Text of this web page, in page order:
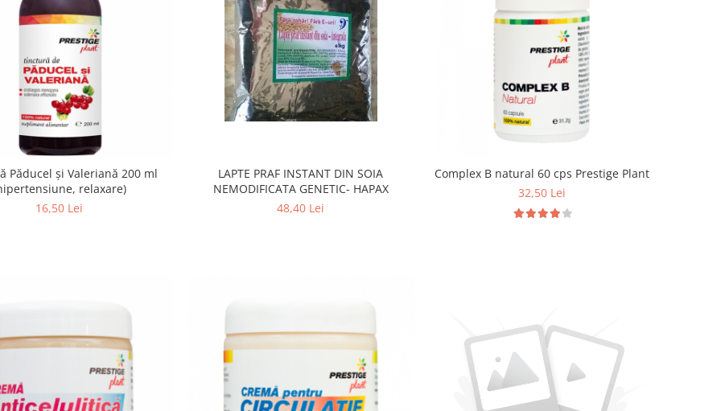
Păducel și Valeriană 200 ml
relaxare)
16,50 Lei
LAPTE PRAF INSTANT DIN SOIA
NEMODIFICATA GENETIC- HAPAX
48,40 Lei
Complex B natural 60 cps Prestige Plant
32,50 Lei